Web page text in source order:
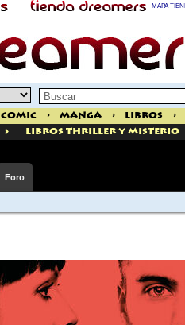
MAPA
Comic > Manga > Libros >
> Libros Thriller Y Misterio
Foro